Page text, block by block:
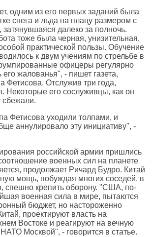
одним из его первых заданий была
снега и льда на плацу размером с
далеко за полночь.
тоже была черная, унизительная,
практической пользы. Обучение
к двум учениям по стрельбе в
офицеры регулярно
его жалованья", - пишет газета,
Фетисова. Отслужив три года,
Некоторые его сослуживцы, как он
сбежали.
Фетисова уходили толпами, и
аннулировало эту инициативу", -
российской армии пришлись
военных сил на планете
продолжает Ричард Будро. Китай
мощь, побуждая многих соседей, в
спешно крепить оборону. "США, по-
военная сила в мире, пытаются
бюджет, но настороженно
проектируют власть на
Востоке и реагируют на вечную
Москвой", - говорится в статье.